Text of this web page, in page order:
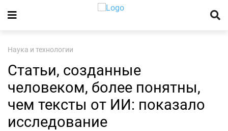
Наука и технологии
Статьи, созданные
человеком, более понятны,
чем тексты от ИИ: показало
исследование